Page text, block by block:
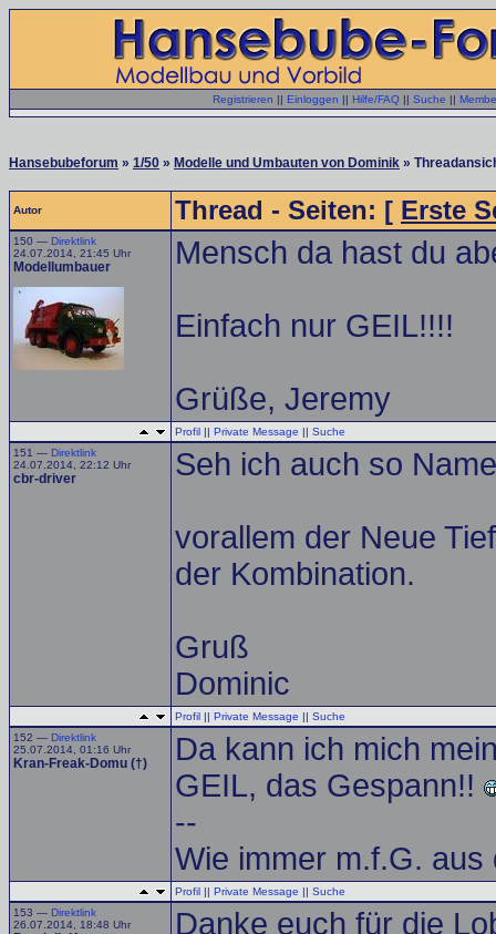
Registrieren || Einloggen || Hilfe/FAQ || Suche ||
Hansebubeforum » 1/50 » Modelle und Umbauten von Dominik »
Autor Thread - Seiten: [ Erste
150 — Direktlink
24.07.2014, 21:45 Uhr
Modellumbauer Mensch da hast du
Einfach nur GEIL!!!!
Grüße, Jeremy
Profil || Private Message || Suche
151 — Direktlink
24.07.2014, 22:12 Uhr
cbr-driver Seh ich auch so
vorallem der Neue
der Kombination.
Gruß
Dominic
Profil || Private Message || Suche
152 — Direktlink
25.07.2014, 01:16 Uhr
Kran-Freak-Domu (†)
Da kann ich mich
GEIL, das Gespann!!
--
Wie immer m.f.G.
Profil || Private Message || Suche
153 — Direktlink
26.07.2014, 18:48 Uhr
Danke euch für die